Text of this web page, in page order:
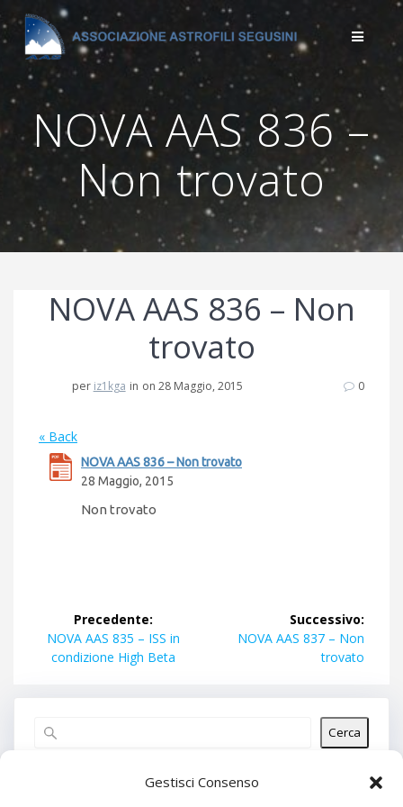
Gestisci Consenso
Salta
al
contenuto
NOVA AAS 836 –
Non trovato
NOVA AAS 836 – Non
trovato
per iz1kga in on 28 Maggio, 2015 0
« Back
NOVA AAS 836 – Non trovato
28 Maggio, 2015
Non trovato
Navigazione
articoli
Precedente:
Articolo
precedente:
NOVA AAS 835 – ISS in
condizione High Beta
Successivo:
Articolo
NOVA AAS 837 – Non
trovato
Cerca
Articoli recenti